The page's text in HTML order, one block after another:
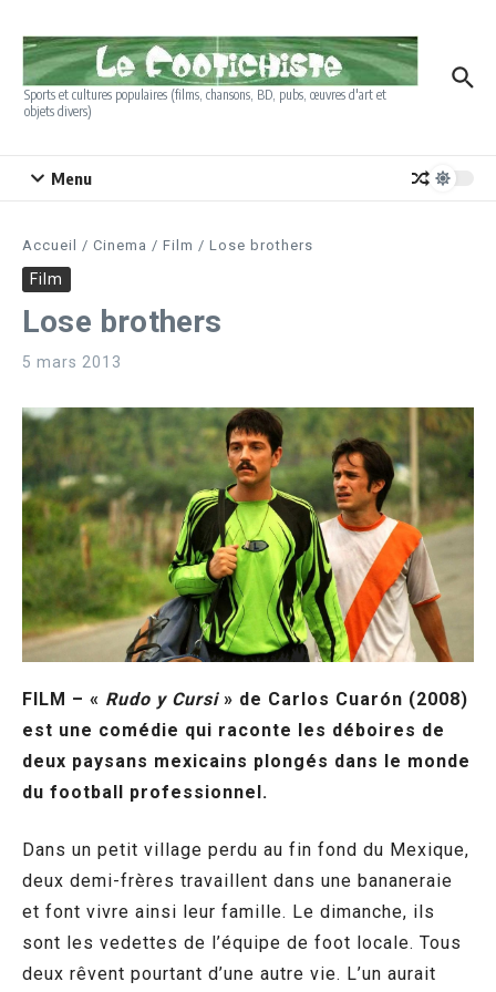
Sports et cultures populaires (films, chansons, BD, pubs, œuvres d'art et
objets divers)
Menu
Accueil / Cinema / Film / Lose brothers
Film
Lose brothers
5 mars 2013
FILM – « Rudo y Cursi» de Carlos Cuarón (2008)
est une comédie qui raconte les déboires de
deux paysans mexicains plongés dans le monde
du football professionnel.
Dans un petit village perdu au fin fond du Mexique,
deux demi-frères travaillent dans une bananeraie
et font vivre ainsi leur famille. Le dimanche, ils
sont les vedettes de l’équipe de foot locale. Tous
deux rêvent pourtant d’une autre vie. L’un aurait